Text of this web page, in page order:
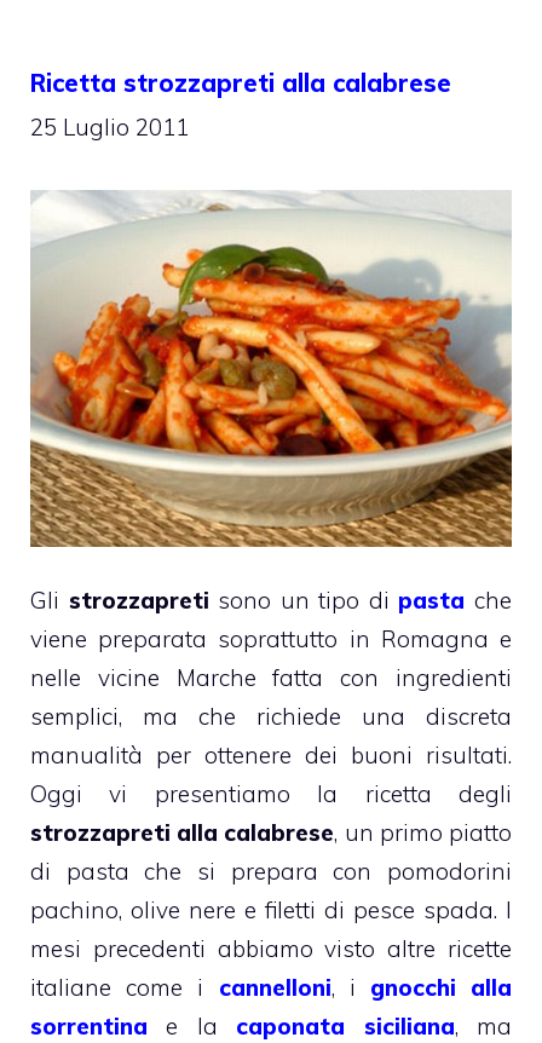
Ricetta strozzapreti alla calabrese
25 Luglio 2011
Gli strozzapreti sono un tipo di pasta che
viene preparata soprattutto in Romagna e
nelle vicine Marche fatta con ingredienti
semplici, ma che richiede una discreta
manualità per ottenere dei buoni risultati.
Oggi vi presentiamo la ricetta degli
strozzapreti alla calabrese, un primo piatto
di pasta che si prepara con pomodorini
pachino, olive nere e filetti di pesce spada. I
mesi precedenti abbiamo visto altre ricette
italiane come i cannelloni, i gnocchi alla
sorrentina e la caponata siciliana, ma